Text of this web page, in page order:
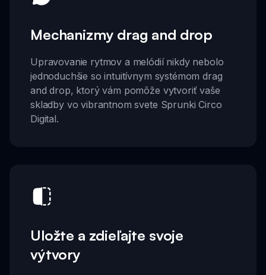
Mechanizmy drag and drop
Upravovanie rytmov a melódií nikdy nebolo
jednoduchšie so intuitívnym systémom drag
and drop, ktorý vám pomôže vytvoriť vaše
skladby vo vibrantnom svete Sprunki Circo
Digital.
Uložte a zdieľajte svoje
výtvory